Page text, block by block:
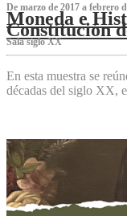
De marzo de 2017 a febrero
Moneda e
Constitución
Sala siglo XX
En esta muestra se
décadas del siglo XX,